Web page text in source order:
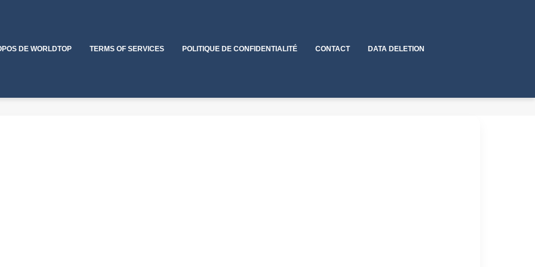
DE WORLDTOP TERMS OF SERVICES POLITIQUE DE CONFIDENTIALITÉ CONTACT DATA DELETION